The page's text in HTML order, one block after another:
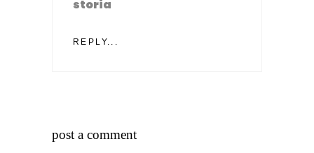
storia
REPLY...
post a comment